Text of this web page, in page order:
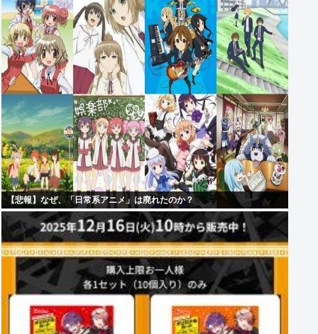
【悲報】なぜ、「日常系アニメ」は廃れたのか？